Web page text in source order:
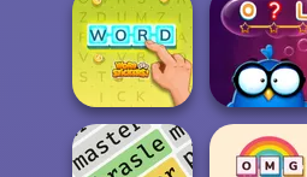
Fillwords: Find
All the Words
Circus Words